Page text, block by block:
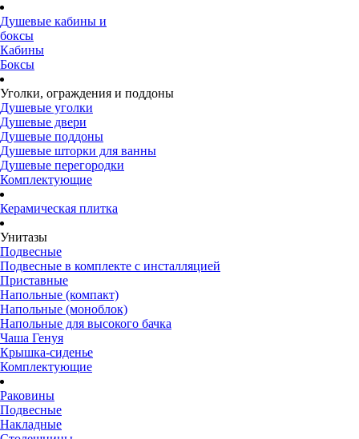
Душевые кабины и
боксы
Кабины
Боксы
Уголки, ограждения и поддоны
Душевые уголки
Душевые двери
Душевые поддоны
Душевые шторки для ванны
Душевые перегородки
Комплектующие
Керамическая плитка
Унитазы
Подвесные
Подвесные в комплекте с инсталляцией
Приставные
Напольные (компакт)
Напольные (моноблок)
Напольные для высокого бачка
Чаша Генуя
Крышка-сиденье
Комплектующие
Раковины
Подвесные
Накладные